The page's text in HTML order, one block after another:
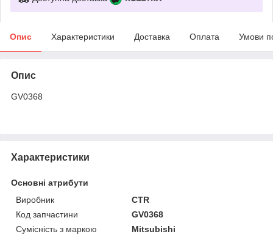
Опис Характеристики Доставка Оплата Умови
Опис
GV0368
Характеристики
Основні атрибути
Виробник
CTR
Код запчастини
GV0368
Сумісність з маркою
Mitsubishi